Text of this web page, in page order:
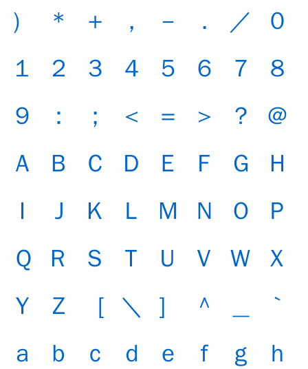
）
＊ ＋ ， － ． ／
０
１
２ ３ ４ ５ ６ ７
８
９
： ； ＜ ＝ ＞ ？
＠
Ａ
Ｂ Ｃ Ｄ Ｅ Ｆ Ｇ
Ｈ
Ｉ
Ｊ Ｋ Ｌ Ｍ Ｎ Ｏ
Ｐ
Ｑ Ｒ Ｓ Ｔ Ｕ Ｖ Ｗ Ｘ
Ｙ
Ｚ ［ ＼ ］ ＾
｀
ａ
ｂ ｃ ｄ ｅ ｆ ｇ
ｈ